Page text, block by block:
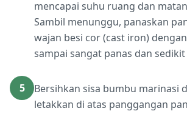
mencapai suhu ruang dan
Sambil menunggu, panaskan
wajan besi cor (cast iron)
sampai sangat panas dan
5
Bersihkan sisa bumbu marinasi
letakkan di atas panggangan